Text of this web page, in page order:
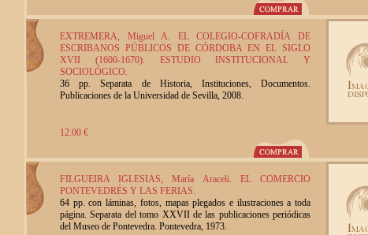
EXTREMERA, Miguel A. EL COLEGIO-COFRADÍA DE
ESCRIBANOS PÚBLICOS DE CÓRDOBA EN EL SIGLO
XVII (1600-1670). ESTUDIO INSTITUCIONAL Y
SOCIOLÓGICO.
36 pp. Separata de Historia, Instituciones, Documentos.
Publicaciones de la Universidad de Sevilla, 2008.
12.00 €
FILGUEIRA IGLESIAS, María Araceli. EL COMERCIO
PONTEVEDRÉS Y LAS FERIAS.
64 pp. con láminas, fotos, mapas plegados e ilustraciones a toda
página. Separata del tomo XXVII de las publicaciones periódicas
del Museo de Pontevedra. Pontevedra, 1973.